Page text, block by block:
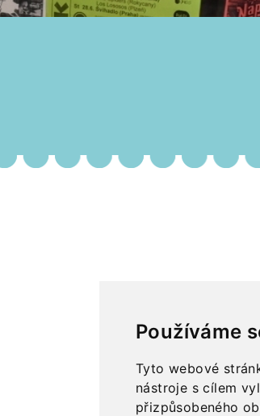
Používáme
Tyto webové
nástroje s cílem
přizpůsobeného